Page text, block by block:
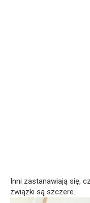
Inni zastanawiają się,
związki są szczere.